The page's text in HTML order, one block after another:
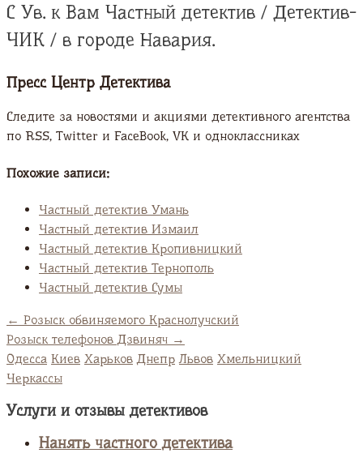
С Ув. к Вам Частный детектив / Детектив-
ЧИК / в городе Навария.
Пресс Центр Детектива
Следите за новостями и акциями детективного агентства
по RSS, Twitter и FaсeBook, VK и одноклассниках
Похожие записи:
Частный детектив Умань
Частный детектив Измаил
Частный детектив Кропивницкий
Частный детектив Тернополь
Частный детектив Сумы
← Розыск обвиняемого Краснолучский
Розыск телефонов Дзвиняч →
Одесса Киев Харьков Днепр Львов Хмельницкий
Черкассы
Услуги и отзывы детективов
Нанять частного детектива